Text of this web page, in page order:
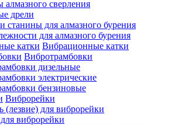
алмазного сверления
дрели
станины для алмазного бурения
для алмазного бурения
Вибрационные катки
Вибротрамбовки
дизельные
электрические
бензиновые
Виброрейки
(лезвие) для виброрейки
виброрейки